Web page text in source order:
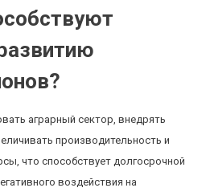
аграрный сектор, внедрять
производительность и
что способствует долгосрочной
воздействия на